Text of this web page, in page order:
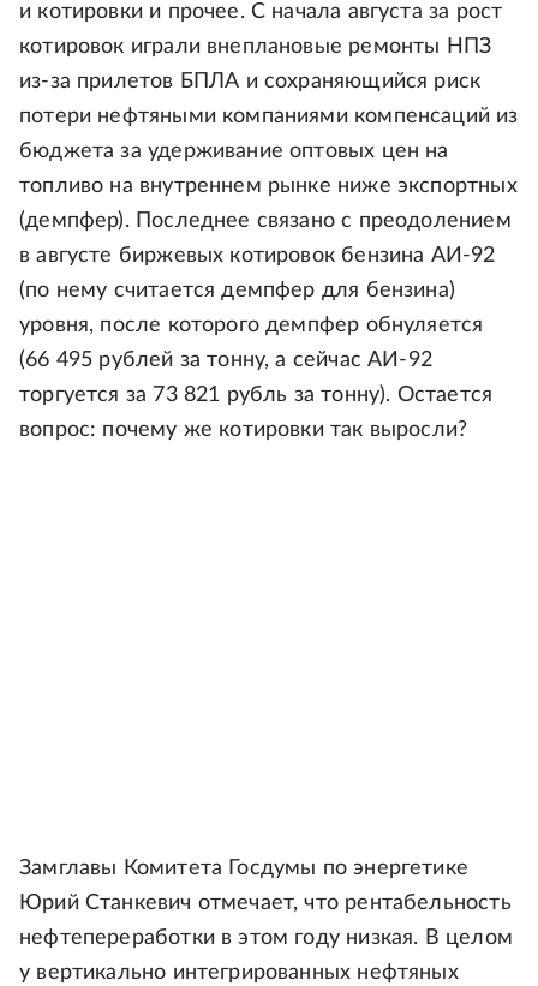
и котировки и прочее. С начала августа за рост
котировок играли внеплановые ремонты НПЗ
из-за прилетов БПЛА и сохраняющийся риск
потери нефтяными компаниями компенсаций из
бюджета за удерживание оптовых цен на
топливо на внутреннем рынке ниже экспортных
(демпфер). Последнее связано с преодолением
в августе биржевых котировок бензина АИ-92
(по нему считается демпфер для бензина)
уровня, после которого демпфер обнуляется
(66 495 рублей за тонну, а сейчас АИ-92
торгуется за 73 821 рубль за тонну). Остается
вопрос: почему же котировки так выросли?
Замглавы Комитета Госдумы по энергетике
Юрий Станкевич отмечает, что рентабельность
нефтепереработки в этом году низкая. В целом
у вертикально интегрированных нефтяных